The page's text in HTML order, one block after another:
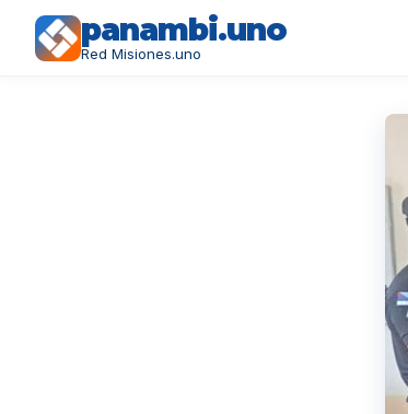
panambi.uno
Red Misiones.uno